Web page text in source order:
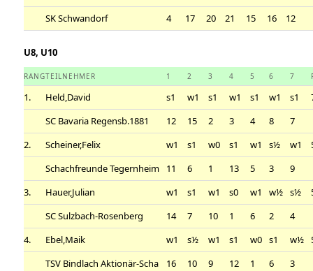
SK Schwandorf
4 17 20 21 15 16 12
U8, U10
RANGTEILNEHMER 1 2 3 4 5 6 7
1. Held,David s1 w1 s1 w1 s1 w1 s1
SC Bavaria Regensb.1881
12 15 2 3 4 8
7
2.
Scheiner,Felix w1 s1 w0 s1 w1 s½ w1
Schachfreunde Tegernheim
11 6 1 13 5 3
9
3.
Hauer,Julian w1 s1 w1 s0 w1 w½ s½
SC Sulzbach-Rosenberg
14 7 10 1 6 2
4
4.
Ebel,Maik w1 s½ w1 s1 w0 s1 w½
TSV Bindlach Aktionär-Scha
16 10 9 12 1 6
3